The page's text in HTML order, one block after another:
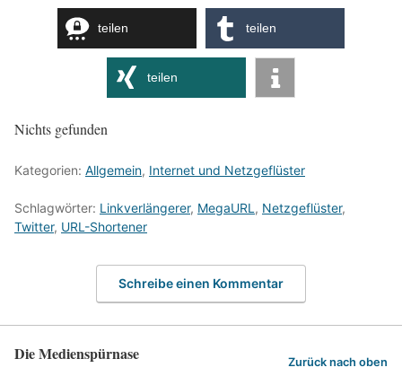
teilen teilen
teilen
Nichts gefunden
Kategorien: Allgemein, Internet und Netzgeflüster
Schlagwörter: Linkverlängerer, MegaURL , Netzgeflüster,
Twitter, URL-Shortener
Schreibe einen Kommentar
Die Medienspürnase Zurück nach oben